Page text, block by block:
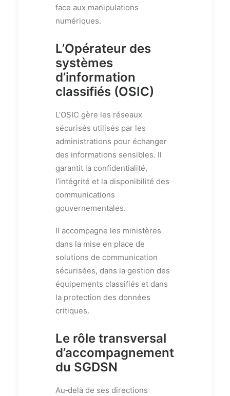
face aux manipulations
numériques.
L’Opérateur des
systèmes
d’information
classifiés (OSIC)
L’OSIC gère les réseaux
sécurisés utilisés par les
administrations pour échanger
des informations sensibles. Il
garantit la confidentialité,
l’intégrité et la disponibilité des
communications
gouvernementales.
Il accompagne les ministères
dans la mise en place de
solutions de communication
sécurisées, dans la gestion des
équipements classifiés et dans
la protection des données
critiques.
Le rôle transversal
d’accompagnement
du SGDSN
Au‑delà de ses directions